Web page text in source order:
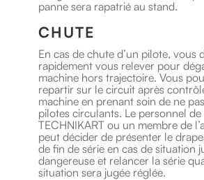
panne sera rapatrié au stand.
CHUTE
En cas de chute d’un pilote, vous
rapidement vous relever pour
machine hors trajectoire. Vous
repartir sur le circuit après
machine en prenant soin de ne
pilotes circulants. Le personnel de
TECHNIKART ou un membre de
peut décider de présenter le
de fin de série en cas de situation
dangereuse et relancer la série
situation sera jugée réglée.